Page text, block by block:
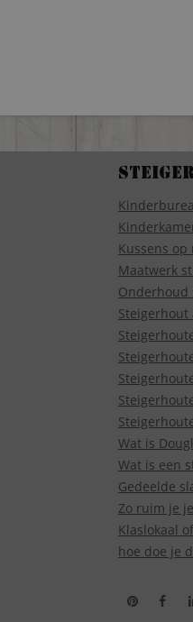
Kussens op
Maatwerk
Steigerhout
Wat is
Wat is een
Gedeelde
Zo ruim je
Klaslokaal
hoe doe je